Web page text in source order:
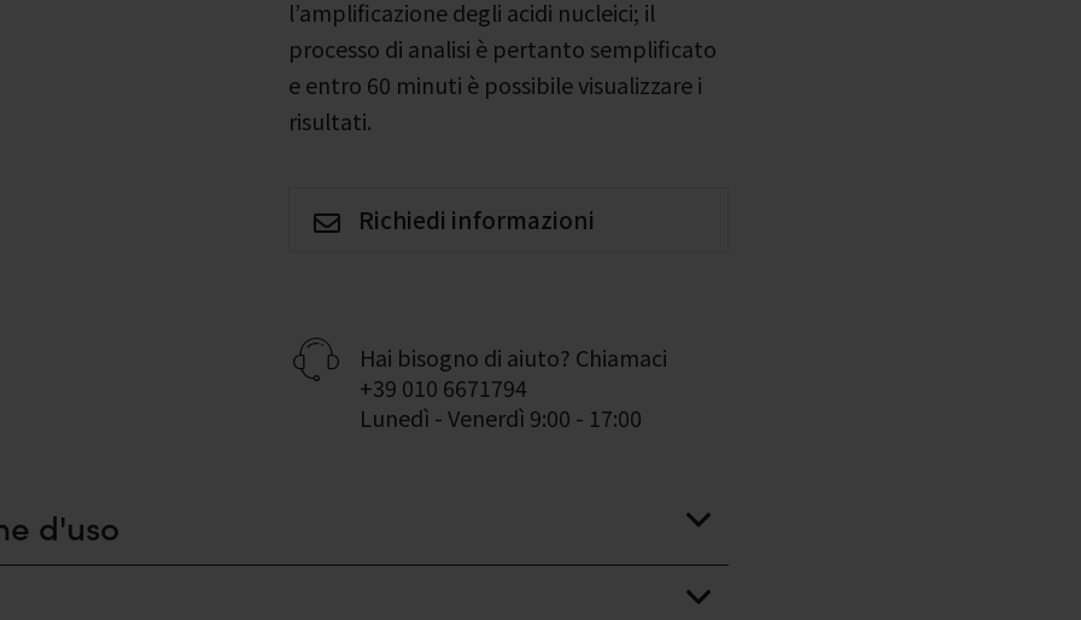
l’amplificazione degli acidi nucleici; il
processo di analisi è pertanto semplificato
e entro 60 minuti è possibile visualizzare i
risultati.
Richiedi informazioni
Hai bisogno di aiuto? Chiamaci
+39 010 6671794
Lunedì - Venerdì 9:00 - 17:00
d'uso